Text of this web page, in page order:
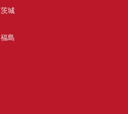
茨城
福島